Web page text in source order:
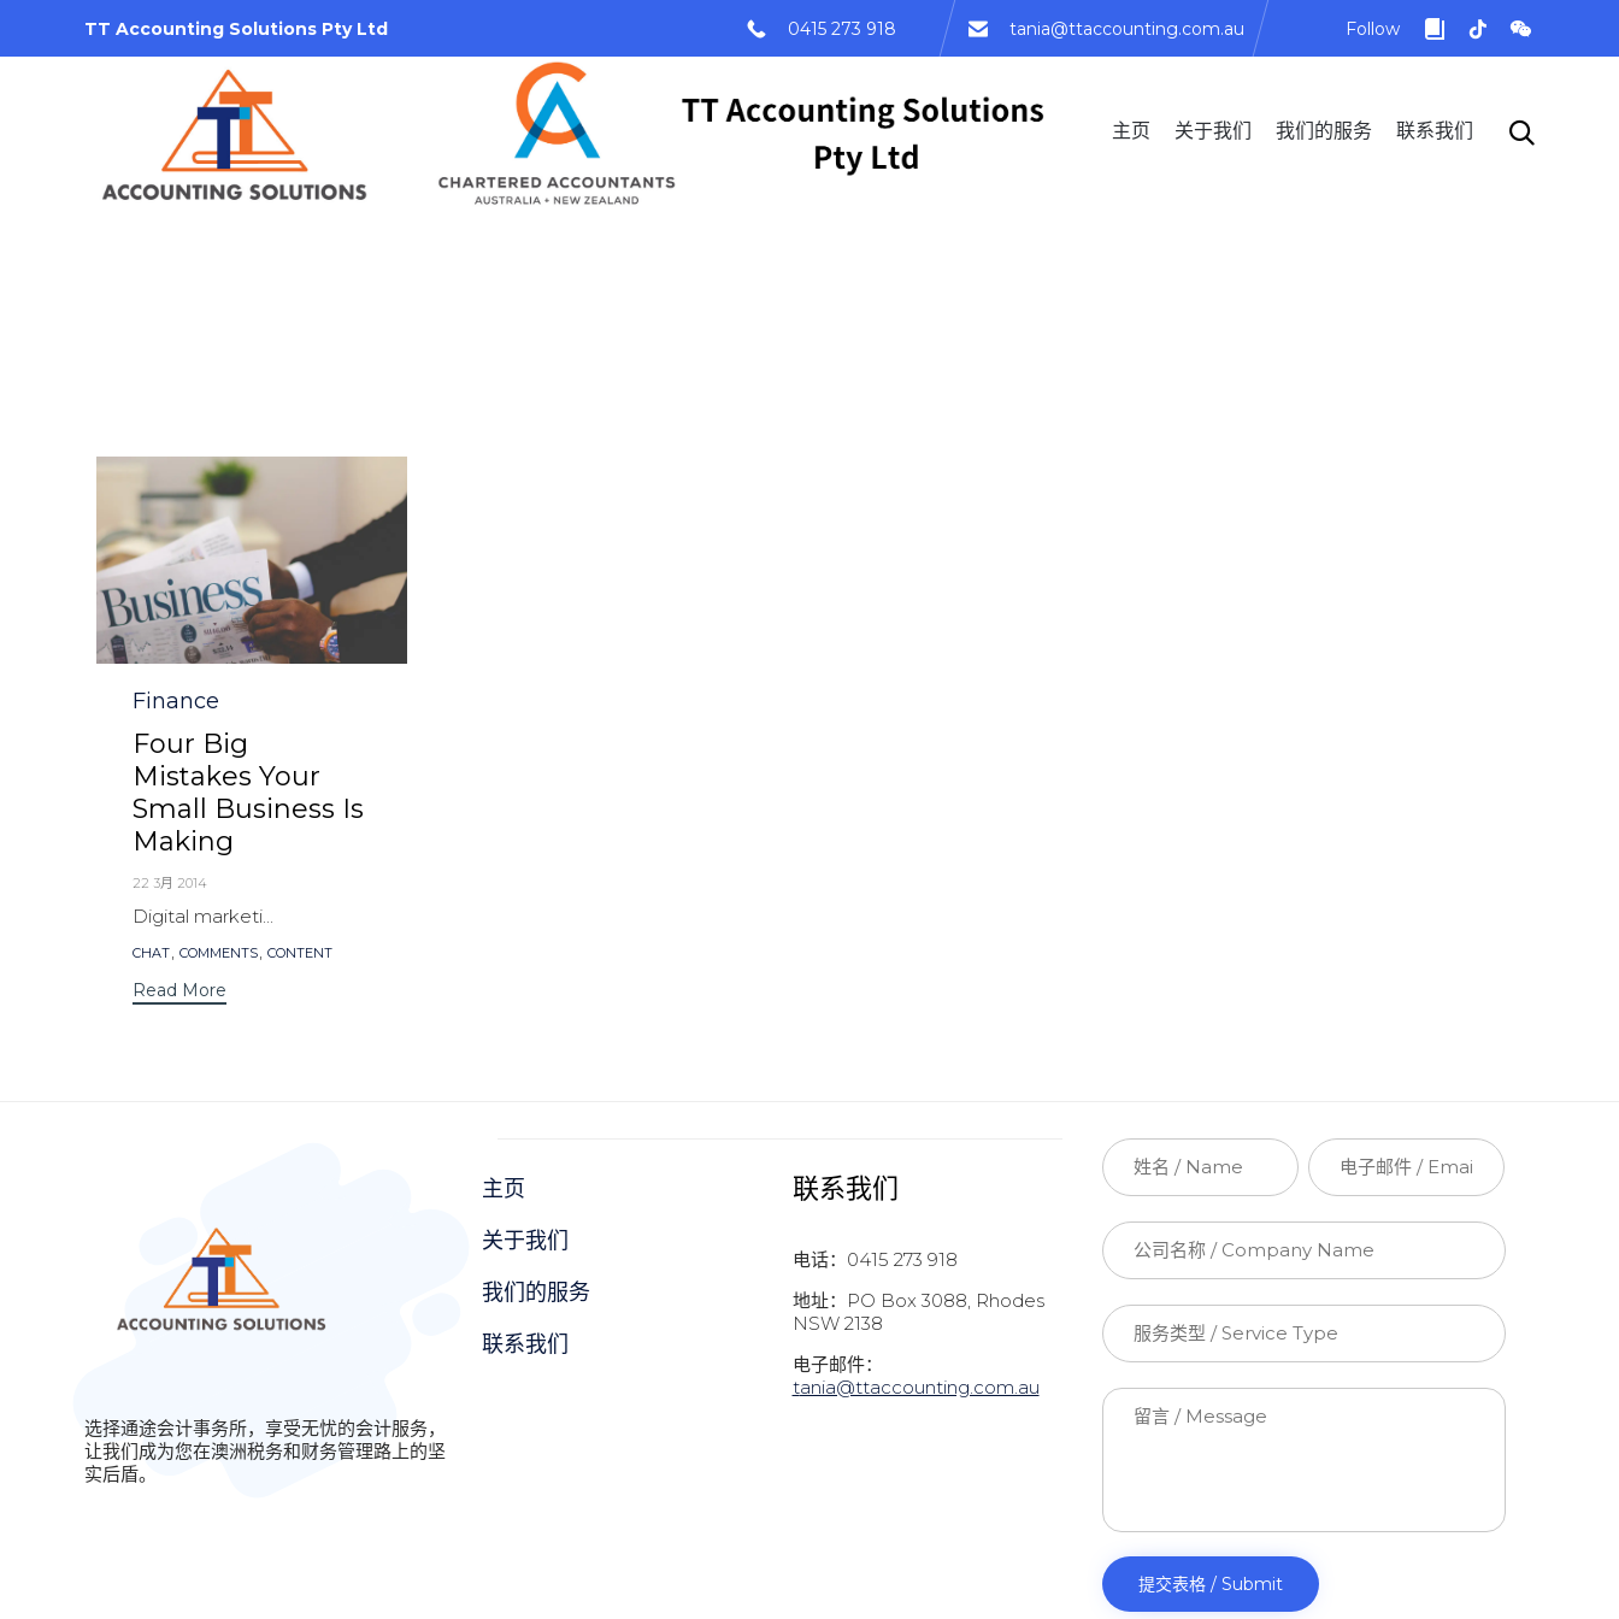
TT Accounting Solutions Pty Ltd 0415 273 918 tania@ttaccounting.com.au Follow
主页 关于我们 我们的服务 联系我们 
Category
Finance
Four Big
Mistakes Your
Small Business Is
Making
22 3月 2014
Digital marketi...
Tags
CHAT, COMMENTS, CONTENT
Read More
选择通途会计事务所，享受无忧的会计服务，
让我们成为您在澳洲税务和财务管理路上的坚
实后盾。
主页
关于我们
我们的服务
联系我们
联系我们
电话：0415 273 918
地址：PO Box 3088, Rhodes
NSW 2138
电子邮件：
tania@ttaccounting.com.au